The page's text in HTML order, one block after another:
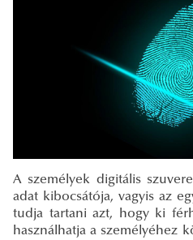
A személyek digitális
adat kibocsátója, vagyis az
tudja tartani azt, hogy ki
használhatja a személyéhez